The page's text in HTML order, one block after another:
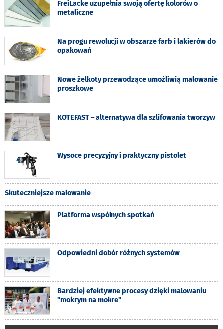
FreiLacke uzupełnia swoją ofertę kolorów o
metaliczne
Na progu rewolucji w obszarze farb i lakierów do
opakowań
Nowe żelkoty przewodzące umożliwią malowanie
proszkowe
KOTEFAST – alternatywa dla szlifowania tworzyw
Wysoce precyzyjny i praktyczny pistolet
Skuteczniejsze malowanie
Platforma wspólnych spotkań
Odpowiedni dobór różnych systemów
Bardziej efektywne procesy dzięki malowaniu
"mokrym na mokre"